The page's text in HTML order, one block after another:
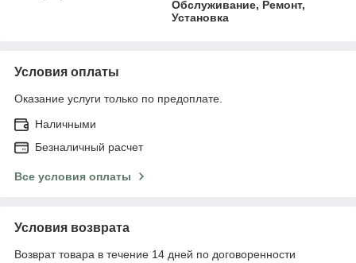
Обслуживание, Ремонт,
Установка
Условия оплаты
Оказание услуги только по предоплате.
Наличными
Безналичный расчет
Все условия оплаты
Условия возврата
Возврат товара в течение 14 дней по договоренности